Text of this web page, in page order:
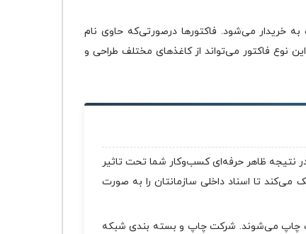
خریدار می‌شود. فاکتورها درصورتی‌که حاوی نام
نوع فاکتور می‌تواند از کاغذهای مختلف طراحی و
نتیجه ظاهر حرفه‌ای کسب‌وکار شما تحت تاثیر
تا اسناد داخلی سازمانتان را به صورت
چاپ می‌شوند. شرکت چاپ و بسته بندی شبکه